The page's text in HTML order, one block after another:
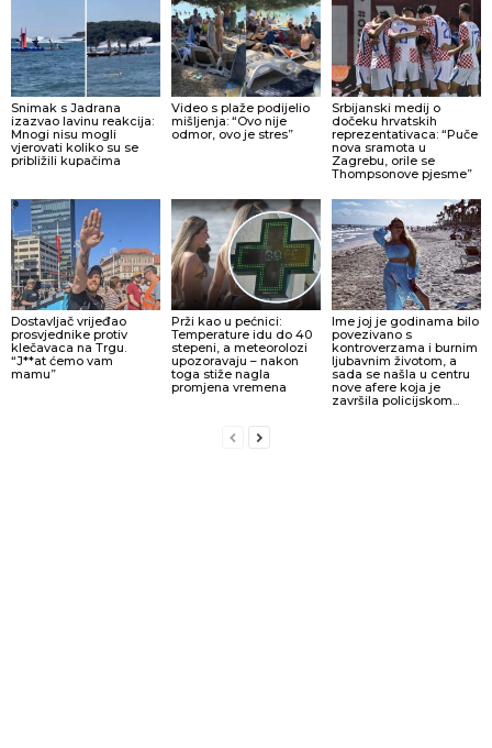
Snimak s Jadrana
izazvao lavinu reakcija:
Mnogi nisu mogli
vjerovati koliko su se
približili kupačima
Video s plaže podijelio
mišljenja: “Ovo nije
odmor, ovo je stres”
Srbijanski medij o
dočeku hrvatskih
reprezentativaca: “Puče
nova sramota u
Zagrebu, orile se
Thompsonove pjesme”
Dostavljač vrijeđao
prosvjednike protiv
klečavaca na Trgu.
“J**at ćemo vam
mamu”
Prži kao u pećnici:
Temperature idu do 40
stepeni, a meteorolozi
upozoravaju – nakon
toga stiže nagla
promjena vremena
Ime joj je godinama bilo
povezivano s
kontroverzama i burnim
ljubavnim životom, a
sada se našla u centru
nove afere koja je
završila policijskom...